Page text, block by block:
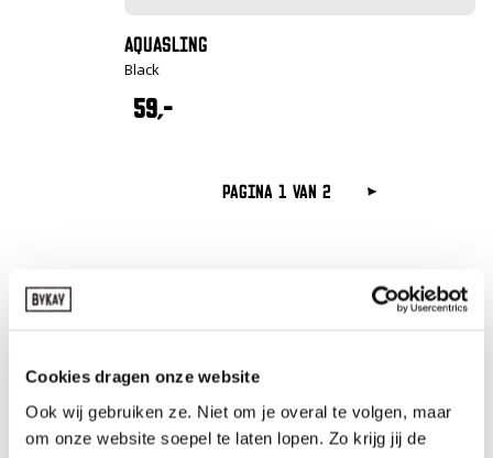
Cookies dragen onze website
Ook wij gebruiken ze. Niet om je overal te volgen, maar
om onze website soepel te laten lopen. Zo krijg jij de
AQUASLING
Black
59,-
Pagina 1 van 2
VERGELIJK ONZE DRAAGDOEKEN